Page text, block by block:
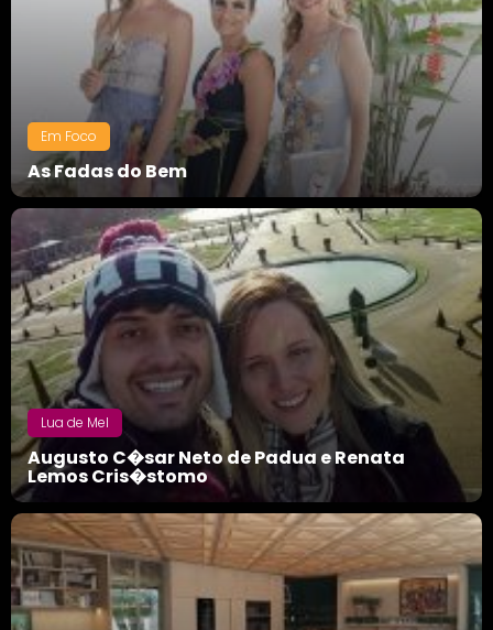
Em Foco
As Fadas do Bem
Lua de Mel
Augusto C�sar Neto de Padua e Renata
Lemos Cris�stomo